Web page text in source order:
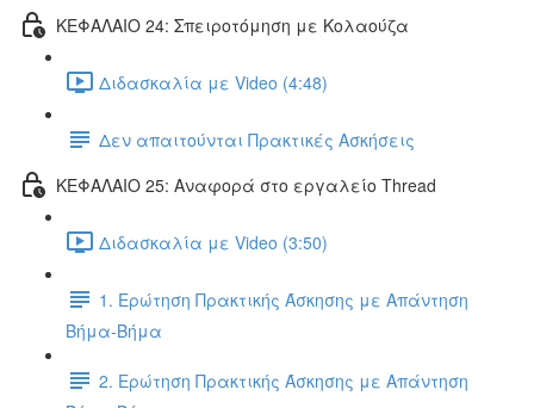
ΚΕΦΑΛΑΙΟ 24: Σπειροτόμηση με Κολαούζα
Διδασκαλία με Video (4:48)
Δεν απαιτούνται Πρακτικές Ασκήσεις
ΚΕΦΑΛΑΙΟ 25: Αναφορά στο εργαλείο Thread
Διδασκαλία με Video (3:50)
1. Ερώτηση Πρακτικής Άσκησης με Απάντηση
Βήμα-Βήμα
2. Ερώτηση Πρακτικής Άσκησης με Απάντηση